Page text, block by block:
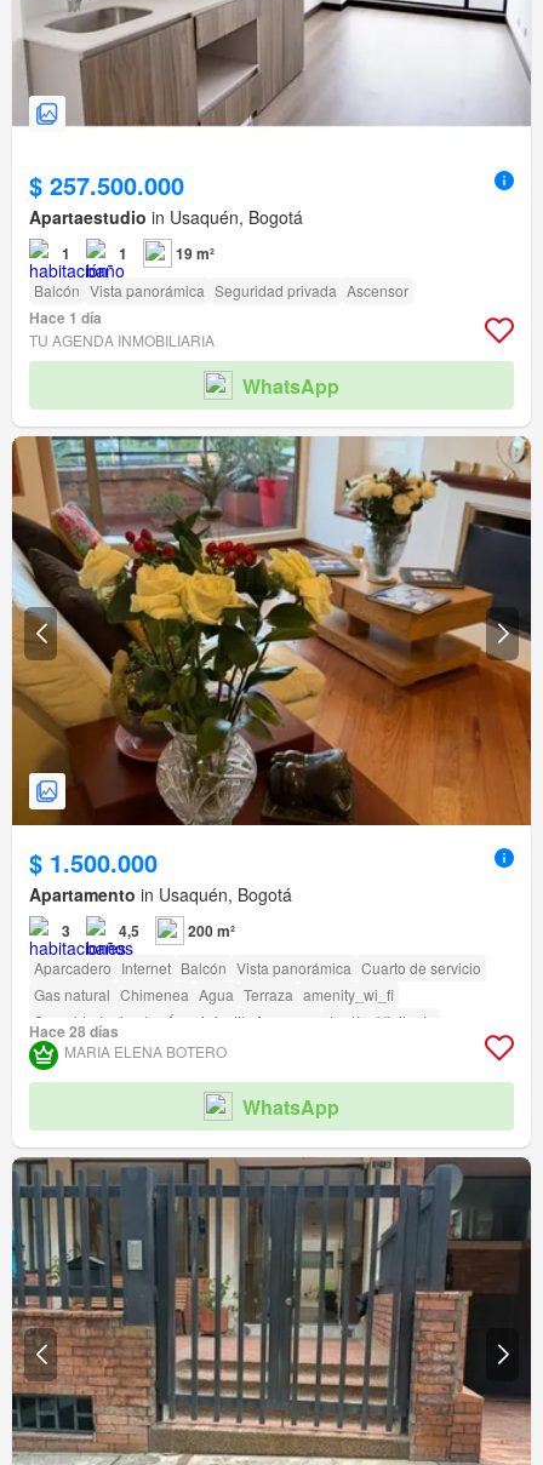
$ 257.500.000
Apartaestudio in Usaquén, Bogotá
1 1 19 m²
Balcón Vista panorámica Seguridad privada Ascensor
Hace 1 día
TU AGENDA INMOBILIARIA
WhatsApp
$ 1.500.000
Apartamento in Usaquén, Bogotá
3 4,5 200 m²
Aparcadero Internet Balcón Vista panorámica Cuarto de servicio
Gas natural Chimenea Agua Terraza amenity_wi_fi
Seguridad privada
Área infantil Ascensor Jardín
Vigilante
Acceso para personas con discapacidad
Hace 28 días
MARIA ELENA BOTERO
WhatsApp